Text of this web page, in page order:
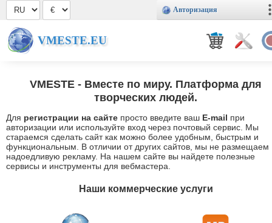
Авторизация
VMESTE.EU
VMESTE - Вместе по миру. Платформа для
творческих людей.
Для регистрации на сайте просто введите ваш E-mail при
авторизации или используйте вход через почтовый сервис. Мы
стараемся сделать сайт как можно более удобным, быстрым и
функциональным. В отличии от других сайтов, мы не размещаем
надоедливую рекламу. На нашем сайте вы найдете полезные
сервисы и инструменты для вебмастера.
Наши коммерческие услуги